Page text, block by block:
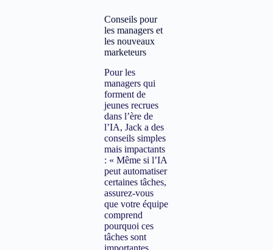
Conseils pour
les managers et
les nouveaux
marketeurs
Pour les
managers qui
forment de
jeunes recrues
dans l’ère de
l’IA, Jack a des
conseils simples
mais impactants
: « Même si l’IA
peut automatiser
certaines tâches,
assurez-vous
que votre équipe
comprend
pourquoi ces
tâches sont
importantes.